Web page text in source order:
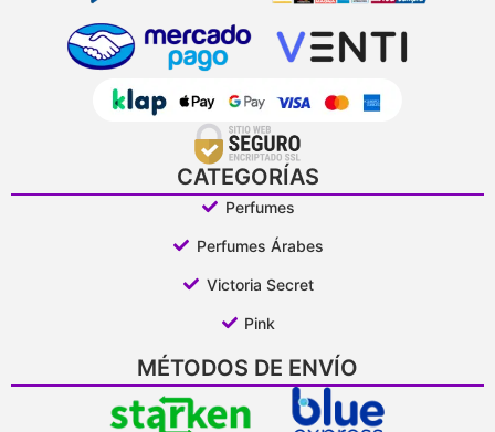
CATEGORÍAS
Perfumes
Perfumes Árabes
Victoria Secret
Pink
MÉTODOS DE ENVÍO